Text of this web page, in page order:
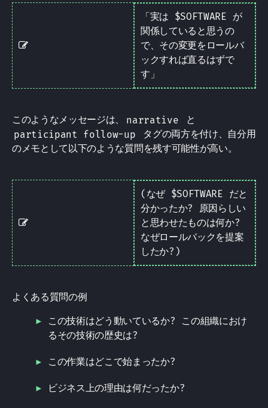
Note
「実は $SOFTWARE が
関係していると思うの
で、その変更をロールバ
ックすれば直るはずで
す」
このようなメッセージは、 narrative
と
participant follow-up
タグの両方を付け、自分用
のメモとして以下のような質問を残す可能性が高い。
Note
(なぜ $SOFTWARE だと
分かったか? 原因らしい
と思わせたものは何か?
なぜロールバックを提案
したか?)
よくある質問の例
この技術はどう動いているか? この組織におけ
るその技術の歴史は?
この作業はどこで始まったか?
ビジネス上の理由は何だったか?